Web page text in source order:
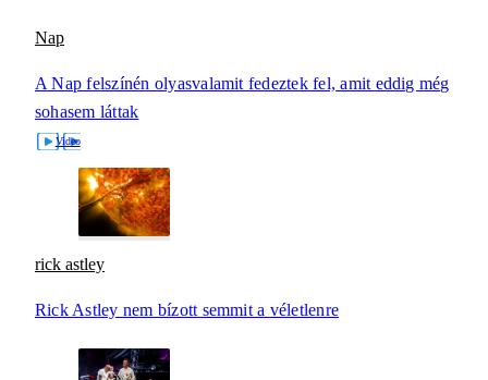
Nap
A Nap felszínén olyasvalamit fedeztek fel, amit eddig még
sohasem láttak
rick astley
Rick Astley nem bízott semmit a véletlenre